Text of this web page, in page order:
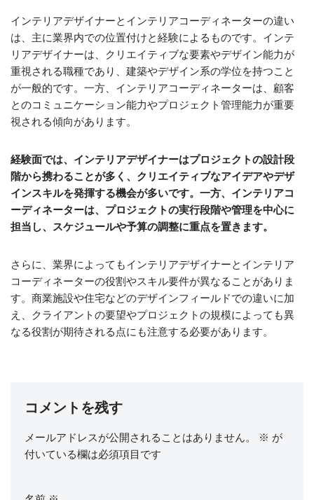
インテリアデザイナーとインテリアコーディネーターの違い
は、主に業界内での位置付けと経験によるものです。インテ
リアデザイナーは、クリエイティブな要素やデザイン能力が
重視される職種であり、建築やデザイン系の学位を持つこと
が一般的です。一方、インテリアコーディネーターは、顧客
とのコミュニケーション能力やプロジェクト管理能力が重要
視される傾向があります。
経験面では、インテリアデザイナーはプロジェクトの設計段
階から携わることが多く、クリエイティブなアイデアやデザ
インスキルを発揮する機会が多いです。一方、インテリアコ
ーディネーターは、プロジェクトの実行段階や管理を中心に
担当し、スケジュールや予算の調整に重点を置きます。
さらに、業界によってもインテリアデザイナーとインテリア
コーディネーターの役割やスキル要件が異なることがありま
す。商業施設や住宅などのデザインフィールドでの違いに加
え、クライアントの要望やプロジェクトの規模によっても異
なる役割が期待される点にも注意する必要があります。
コメントを残す
メールアドレスが公開されることはありません。 ※ が
付いている欄は必須項目です